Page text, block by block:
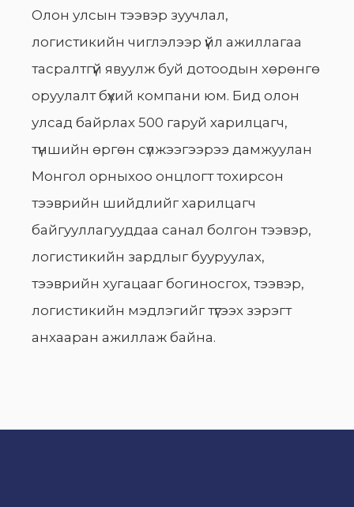
Олон улсын тээвэр зуучлал,
логистикийн чиглэлээр үйл ажиллагаа
тасралтгүй явуулж буй дотоодын хөрөнгө
оруулалт бүхий компани юм. Бид олон
улсад байрлах 500 гаруй харилцагч,
түншийн өргөн сүлжээгээрээ дамжуулан
Монгол орныхоо онцлогт тохирсон
тээврийн шийдлийг харилцагч
байгууллагууддаа санал болгон тээвэр,
логистикийн зардлыг бууруулах,
тээврийн хугацааг богиносгох, тээвэр,
логистикийн мэдлэгийг түгээх зэрэгт
анхааран ажиллаж байна.